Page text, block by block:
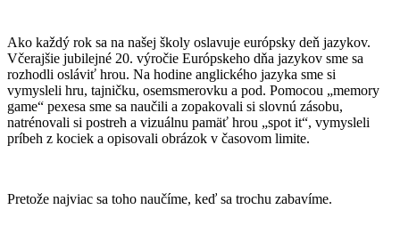
Ako každý rok sa na našej školy oslavuje európsky deň jazykov.
Včerajšie jubilejné 20. výročie Európskeho dňa jazykov sme sa
rozhodli osláviť hrou. Na hodine anglického jazyka sme si
vymysleli hru, tajničku, osemsmerovku a pod. Pomocou „memory
game“ pexesa sme sa naučili a zopakovali si slovnú zásobu,
natrénovali si postreh a vizuálnu pamäť hrou „spot it“, vymysleli
príbeh z kociek a opisovali obrázok v časovom limite.
Pretože najviac sa toho naučíme, keď sa trochu zabavíme.